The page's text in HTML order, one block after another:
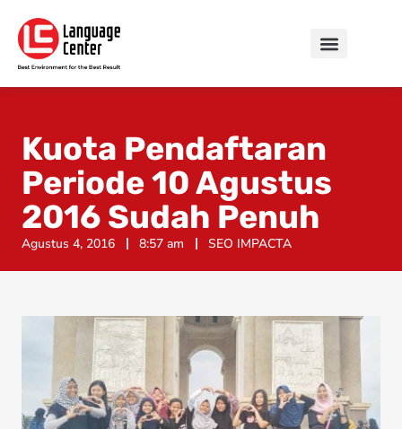
Kuota Pendaftaran
Periode 10 Agustus
2016 Sudah Penuh
Agustus 4, 2016 8:57 am SEO IMPACTA